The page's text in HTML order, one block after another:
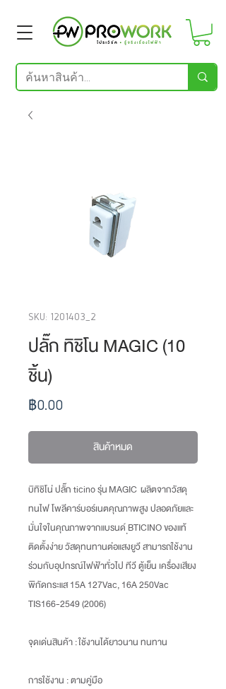
SKU: 1201403_2
ปลั๊ก ทิชิโน MAGIC (10
ชิ้น)
฿0.00ราคา
สินค้าหมด
บิทิชิโน่ ปลั๊ก ticino รุ่น MAGIC ผลิตจากวัสดุ
ทนไฟ โพลีคาร์บอร์เนตคุณภาพสูง ปลอดภัยและ
มั่นใจในคุณภาพจากแบรนด์ ฺBTICINO ของแท้
ติดตั้งง่าย วัสดุทนทานต่อแสงยูวี สามารถใช้งาน
ร่วมกับอุปกรณ์ไฟฟ้าทั่วไป ทีวี ตู้เย็น เครื่องเสียง
พิกัดกระแส 15A 127Vac, 16A 250Vac
TIS166-2549 (2006)
จุดเด่นสินค้า :ใช้งานได้ยาวนาน ทนทาน
การใช้งาน : ตามคู่มือ